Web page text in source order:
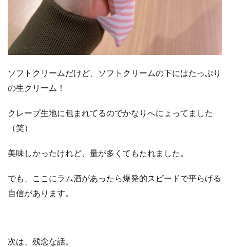
ソフトクリームだけど、ソフトクリームの下にはたっぷり
の生クリーム！
クレープ生地に包まれてるのでかなりへにょってました
（笑）
美味しかったけれど、量が多くてもたれました。
でも、ここにラム酒があったら爆発的スピードで平らげる
自信があります。
次は、残念な話。